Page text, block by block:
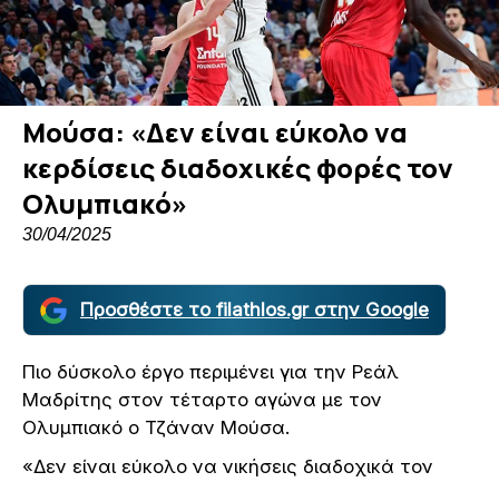
Μούσα: «Δεν είναι εύκολο να
κερδίσεις διαδοχικές φορές τον
Ολυμπιακό»
30/04/2025
Προσθέστε το filathlos.gr στην Google
Πιο δύσκολο έργο περιμένει για την Ρεάλ
Μαδρίτης στον τέταρτο αγώνα με τον
Ολυμπιακό ο Τζάναν Μούσα.
«Δεν είναι εύκολο να νικήσεις διαδοχικά τον